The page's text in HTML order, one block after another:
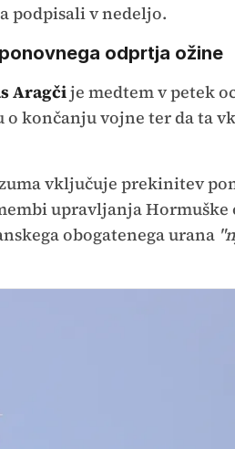
podpisali v nedeljo.
odprtja ožine
Aragčije medtem v petek
končanju vojne ter da ta
vključuje prekinitev
upravljanja Hormuške
obogatenega urana